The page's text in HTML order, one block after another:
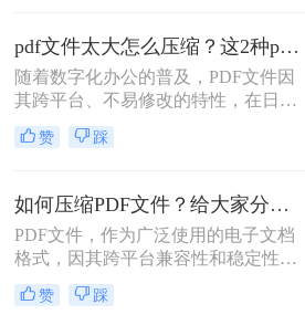
免费压缩pdf文件大小呢？本文将详细
介绍几种实用的方法。
pdf文件太大怎么压缩？这2种pdf压缩方法值得收藏！
随着数字化办公的普及，PDF文件因
其跨平台、不易修改的特性，在日常
工作和学习中得到了广泛应用。然
而，有时我们会遇到PDF文件体积过
间，还会在传输过程中造成不便。那
么pdf文件太大怎么压缩呢？针对这一
问题，本文将介绍几种有效的PDF文
件压缩方法，帮助用户轻松解决PDF
文件过大的困扰。
赞 踩
如何压缩PDF文件？给大家分享3个实用压缩方法
PDF文件，作为广泛使用的电子文档
格式，因其跨平台兼容性和稳定性而
备受青睐。然而，有时PDF文件会因
为包含大量的图像、文本或嵌入的字
赞 踩